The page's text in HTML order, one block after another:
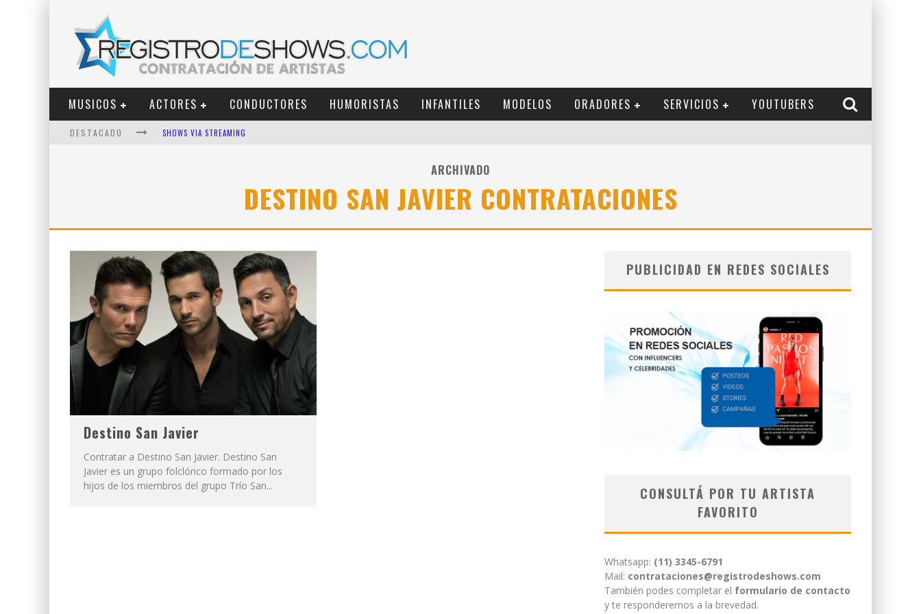
MUSICOS ACTORES CONDUCTORES HUMORISTAS INFANTILES MODELOS ORADORES SERVICIOS YOUTUBERS
DESTACADO SHOWS VIA STREAMING
VI EM
LOS ÁNGELES AZULES
ARCHIVADO
DESTINO SAN JAVIER CONTRATACIONES
Destino San Javier
Contratar a Destino San Javier. Destino San
Javier es un grupo folclórico formado por los
hijos de los miembros del grupo Trío San...
PUBLICIDAD EN REDES SOCIALES
CONSULTÁ POR TU ARTISTA
FAVORITO
Whatsapp: (11) 3345-6791
Mail: contrataciones@registrodeshows.com
También podes completar el formulario de contacto
y te responderemos a la brevedad.